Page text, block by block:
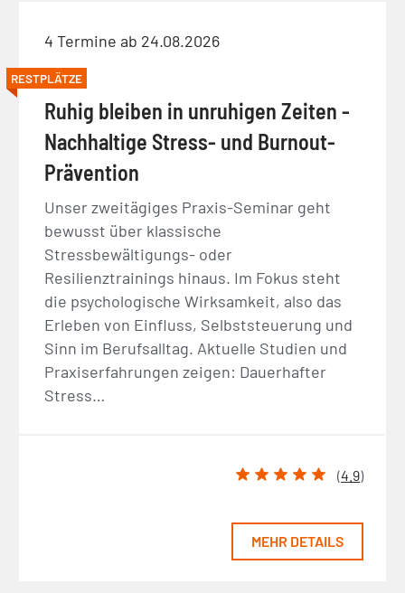
4 Termine ab 24.08.2026
RESTPLÄTZE
Ruhig bleiben in unruhigen Zeiten -
Nachhaltige Stress- und Burnout-
Prävention
Unser zweitägiges Praxis-Seminar geht
bewusst über klassische
Stressbewältigungs- oder
Resilienztrainings hinaus. Im Fokus steht
die psychologische Wirksamkeit, also das
Erleben von Einfluss, Selbststeuerung und
Sinn im Berufsalltag. Aktuelle Studien und
Praxiserfahrungen zeigen: Dauerhafter
Stress…
(4.9)
MEHR DETAILS